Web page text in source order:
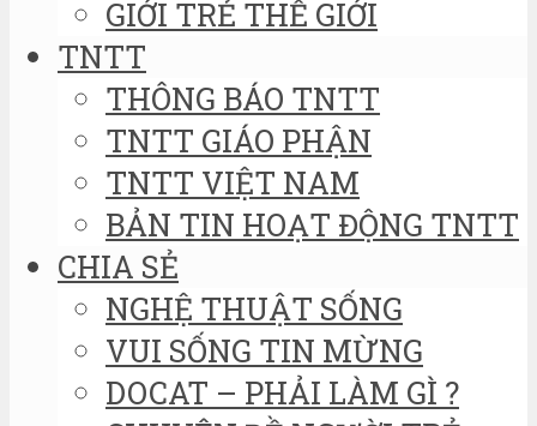
GIỚI TRẺ THẾ GIỚI
TNTT
THÔNG BÁO TNTT
TNTT GIÁO PHẬN
TNTT VIỆT NAM
BẢN TIN HOẠT ĐỘNG TNTT
CHIA SẺ
NGHỆ THUẬT SỐNG
VUI SỐNG TIN MỪNG
DOCAT – PHẢI LÀM GÌ ?